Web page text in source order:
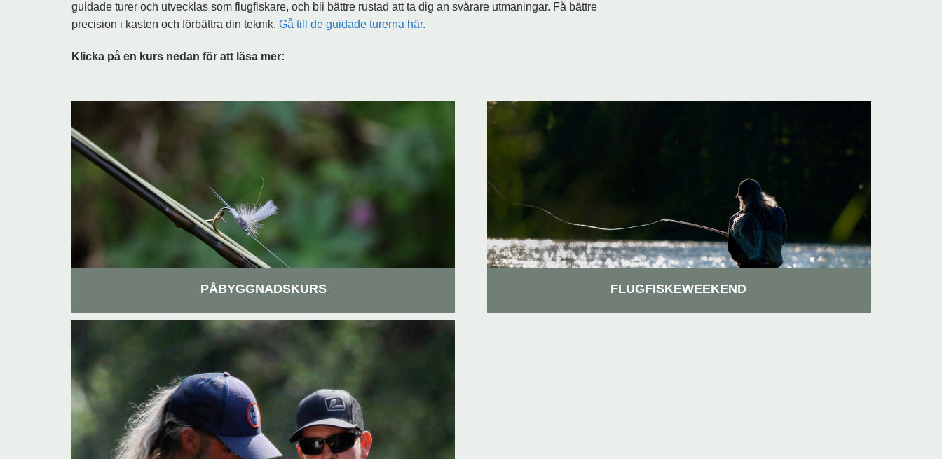
guidade turer och utvecklas som flugfiskare, och bli bättre rustad att ta dig an svårare utmaningar. Få bättre
precision i kasten och förbättra din teknik. Gå till de guidade turerna här.
Klicka på en kurs nedan för att läsa mer:
PÅBYGGNADSKURS FLUGFISKEWEEKEND